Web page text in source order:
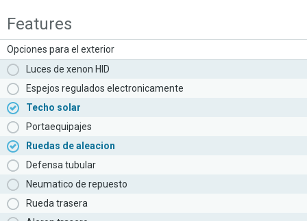
Features
Opciones para el exterior
Luces de xenon HID
Espejos regulados electronicamente
Techo solar
Portaequipajes
Ruedas de aleacion
Defensa tubular
Neumatico de repuesto
Rueda trasera